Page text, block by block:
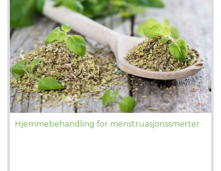
Hjemmebehandling for menstruasjonssmerter